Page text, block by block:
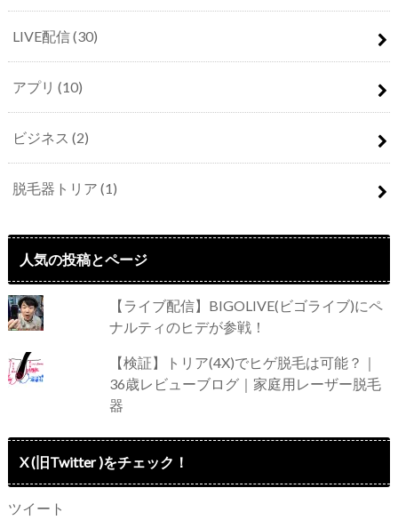
LIVE配信(30)
アプリ (10)
ビジネス (2)
脱毛器トリア (1)
人気の投稿とページ
【ライブ配信】BIGOLIVE(ビゴライブ)にペ
ナルティのヒデが参戦！
【検証】トリア(4X)でヒゲ脱毛は可能？｜
36歳レビューブログ｜家庭用レーザー脱毛
器
X (旧Twitter )をチェック！
ツイート